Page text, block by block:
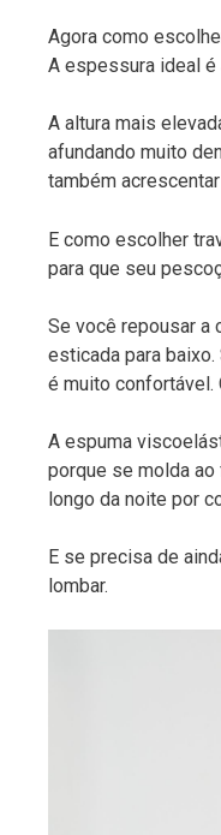
Agora como
A espessura ideal é
A altura mais
afundando muito
também
E como escolher
para que seu
Se você repousar a
esticada para
é muito confortável.
A espuma
porque se molda
longo da noite por
E se precisa de
lombar.